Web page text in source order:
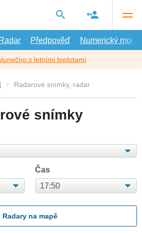
Radar Předpověď Numerický model
s letními teplotami
Radarové snímky, radar
snímky
Čas
Radary na mapě